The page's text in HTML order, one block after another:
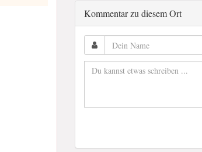
Kommentar zu diesem Ort